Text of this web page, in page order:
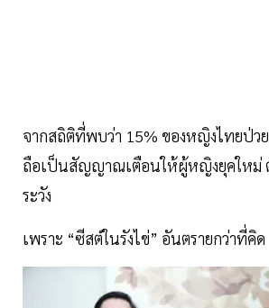
จากสถิติที่พบว่า 15% ของหญิงไทยป่ว
ถือเป็นสัญญาณเตือนให้ผู้หญิงยุคใหม่ ต้
ระวัง
เพราะ “ซีสต์ในรังไข่” อันตรายกว่าที่คิด